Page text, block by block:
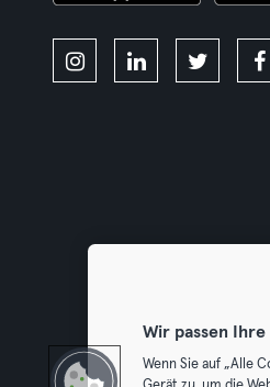
Wir passen Ihre
Wenn Sie auf „Alle